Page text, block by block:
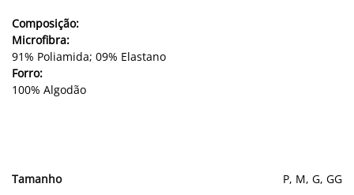
Composição:
Microfibra:
91% Poliamida; 09% Elastano
Forro:
100% Algodão
Tamanho P, M, G, GG